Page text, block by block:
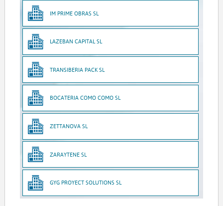
IM PRIME OBRAS SL
LAZEBAN CAPITAL SL
TRANSIBERIA PACK SL
BOCATERIA COMO COMO SL
ZETTANOVA SL
ZARAYTENE SL
GYG PROYECT SOLUTIONS SL